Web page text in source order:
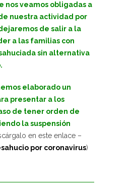
nos veamos obligadas a
nuestra actividad por
de salir a la
a las familias con
sin alternativa
elaborado un
presentar a los
de tener orden de
la suspensión
en este enlace –
por coronavirus)